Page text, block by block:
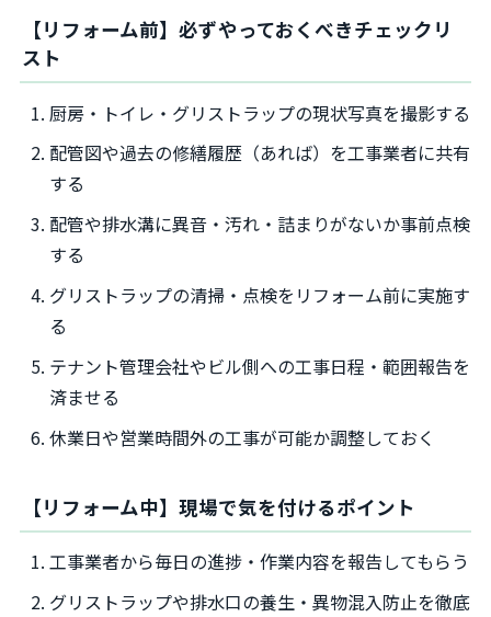
【リフォーム前】必ずやっておくべきチェックリ
スト
厨房・トイレ・グリストラップの現状写真を撮影する
配管図や過去の修繕履歴（あれば）を工事業者に共有
する
配管や排水溝に異音・汚れ・詰まりがないか事前点検
する
グリストラップの清掃・点検をリフォーム前に実施す
る
テナント管理会社やビル側への工事日程・範囲報告を
済ませる
休業日や営業時間外の工事が可能か調整しておく
【リフォーム中】現場で気を付けるポイント
工事業者から毎日の進捗・作業内容を報告してもらう
グリストラップや排水口の養生・異物混入防止を徹底